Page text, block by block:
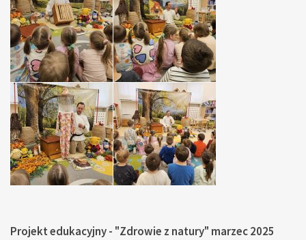
Projekt edukacyjny - "Zdrowie z natury" marzec 2025